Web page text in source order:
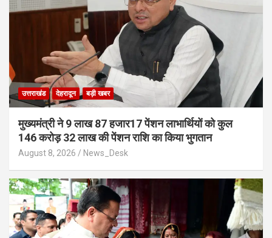
उत्तराखंड देहरादून बड़ी खबर
मुख्यमंत्री ने 9 लाख 87 हजार17 पेंशन लाभार्थियों को कुल
146 करोड़ 32 लाख की पेंशन राशि का किया भुगतान
August 8, 2026 News_Desk